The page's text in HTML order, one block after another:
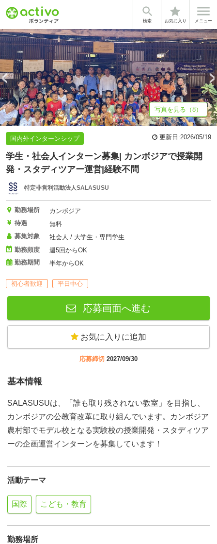

検索
star
お気に入り

メニュー
基本情報 募集詳細 法人情報
写真を見る（8）
国内外インターンシップ 更新日:2026/05/19
学生・社会人インターン募集| カンボジアで授業開
発・スタディツアー運営|経験不問
特定非営利活動法人SALASUSU
勤務場所
カンボジア
待遇
無料
募集対象
社会人 / 大学生・専門学生
勤務頻度
週5回からOK
勤務期間
半年からOK
初心者歓迎 平日中心
応募画面へ進む
お気に入りに追加
応募締切 2027/09/30
基本情報
SALASUSUは、「誰も取り残されない教室」を目指し、
カンボジアの公教育改革に取り組んでいます。カンボジア
農村部でモデル校となる実験校の授業開発・スタディツア
ーの企画運営インターンを募集しています！
活動テーマ
国際 こども・教育
勤務場所